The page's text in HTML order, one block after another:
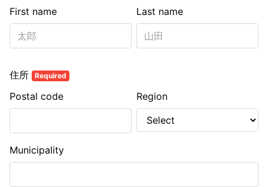
Last name
First name
住所 Required
Postal code Region
Municipality